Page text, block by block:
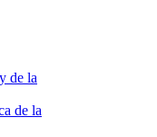
de la
de la